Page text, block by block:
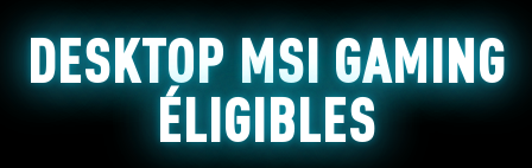
DESKTOP MSI GAMING
ÉLIGIBLES